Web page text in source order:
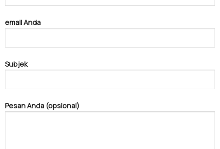
email Anda
Subjek
Pesan Anda (opsional)